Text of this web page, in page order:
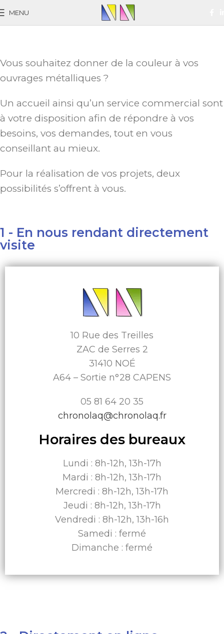
MENU
Vous souhaitez donner de la couleur à vos
ouvrages métalliques ?
Un accueil ainsi qu’un service commercial sont
à votre disposition afin de répondre à vos
besoins, vos demandes, tout en vous
conseillant au mieux.
Pour la réalisation de vos projets, deux
possibilités s’offrent à vous.
1 - En nous rendant directement
visite
10 Rue des Treilles
ZAC de Serres 2
31410 NOÉ
A64 – Sortie n°28 CAPENS
05 81 64 20 35
chronolaq@chronolaq.fr
Horaires des bureaux
Lundi : 8h-12h, 13h-17h
Mardi : 8h-12h, 13h-17h
Mercredi : 8h-12h, 13h-17h
Jeudi : 8h-12h, 13h-17h
Vendredi : 8h-12h, 13h-16h
Samedi : fermé
Dimanche : fermé